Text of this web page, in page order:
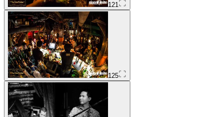
121
125